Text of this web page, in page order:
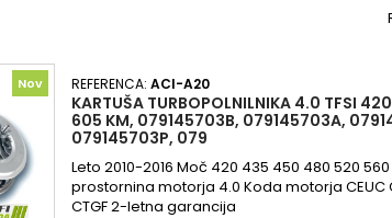
Nov REFERENCA:ACI-A20
KARTUŠA TURBOPOLNILNIKA 4.0 TFSI
605 KM, 079145703B, 079145703A,
079145703P, 079
Leto 2010-2016 Moč 420 435 450 480 520
prostornina motorja 4.0 Koda motorja CEUC
CTGF 2-letna garancija